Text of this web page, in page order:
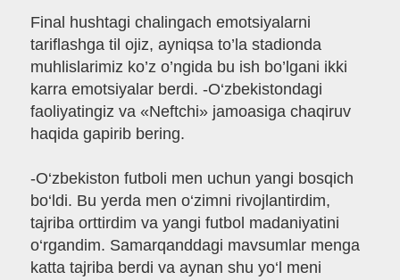
Final hushtagi chalingach emotsiyalarni
tariflashga til ojiz, ayniqsa to’la stadionda
muhlislarimiz ko’z o’ngida bu ish bo’lgani ikki
karra emotsiyalar berdi. -O‘zbekistondagi
faoliyatingiz va «Neftchi» jamoasiga chaqiruv
haqida gapirib bering.
-O‘zbekiston futboli men uchun yangi bosqich
bo‘ldi. Bu yerda men o‘zimni rivojlantirdim,
tajriba orttirdim va yangi futbol madaniyatini
o‘rgandim. Samarqanddagi mavsumlar menga
katta tajriba berdi va aynan shu yo‘l meni